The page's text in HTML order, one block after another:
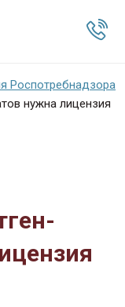
Роспотребнадзора
нужна лицензия